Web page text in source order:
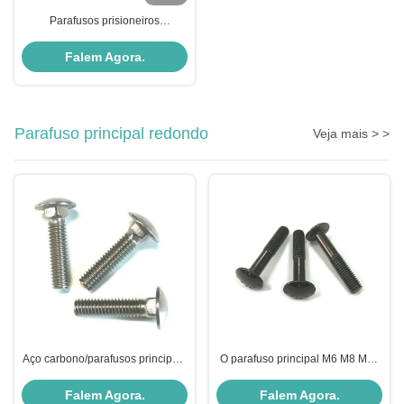
Parafusos prisioneiros
superfície de A193B7 A1942H
Falem Agora.
Parafuso principal redondo Veja mais > >
Aço carbono/parafusos principais
parafuso quadrado industrial do
Falem Agora.
O parafuso principal M6 M8 M10
curto do quadrado rosqueou
Falem Agora.